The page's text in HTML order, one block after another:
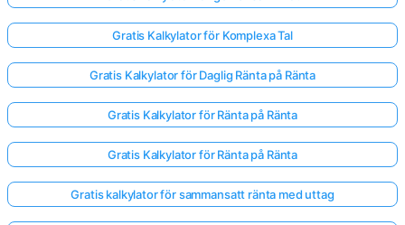
Gratis Kalkylator för Komplexa Tal
Gratis Kalkylator för Daglig Ränta på Ränta
Gratis Kalkylator för Ränta på Ränta
Gratis Kalkylator för Ränta på Ränta
Gratis kalkylator för sammansatt ränta med uttag